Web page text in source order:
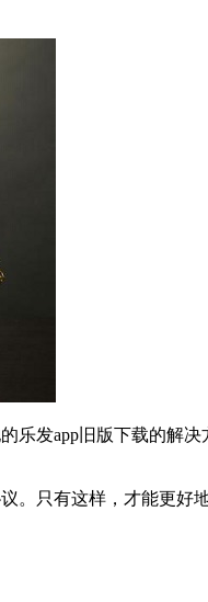
乐发app旧版下载的解
。只有这样，才能更好